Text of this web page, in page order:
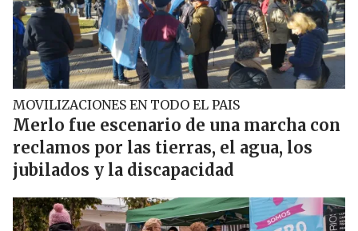
MOVILIZACIONES EN TODO EL PAIS
Merlo fue escenario de una marcha con
reclamos por las tierras, el agua, los
jubilados y la discapacidad